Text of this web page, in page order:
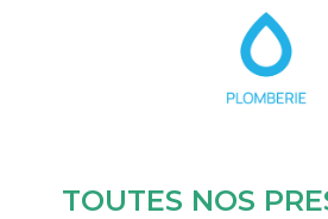
TOUTES NOS